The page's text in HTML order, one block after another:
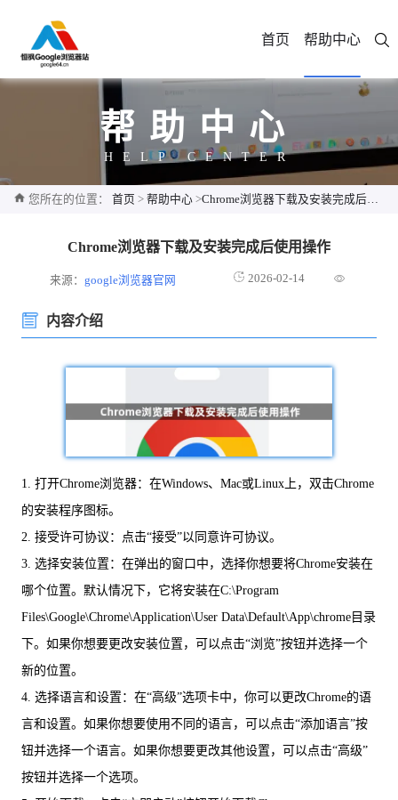
首页 帮助中心
帮助中心
HELP CENTER
您所在的位置： 首页 > 帮助中心 >Chrome浏览器下载及安装完成后使用操作
Chrome浏览器下载及安装完成后使用操作
来源：google浏览器官网 2026-02-14
内容介绍
1. 打开Chrome浏览器：在Windows、Mac或Linux上，双击Chrome
的安装程序图标。
2. 接受许可协议：点击“接受”以同意许可协议。
3. 选择安装位置：在弹出的窗口中，选择你想要将Chrome安装在
哪个位置。默认情况下，它将安装在C:\Program
Files\Google\Chrome\Application\User Data\Default\App\chrome目录
下。如果你想要更改安装位置，可以点击“浏览”按钮并选择一个
新的位置。
4. 选择语言和设置：在“高级”选项卡中，你可以更改Chrome的语
言和设置。如果你想要使用不同的语言，可以点击“添加语言”按
钮并选择一个语言。如果你想要更改其他设置，可以点击“高级”
按钮并选择一个选项。